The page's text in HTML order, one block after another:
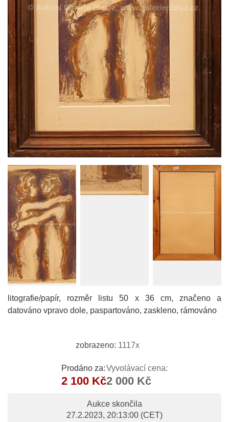
litografie/papír, rozměr listu 50 x 36 cm, značeno a
datováno vpravo dole, paspartováno, zaskleno, rámováno
zobrazeno: 1117x
Prodáno za:
2 100 Kč
Vyvolávací cena:
2 000 Kč
Aukce skončila
27.2.2023, 20:13:00 (CET)